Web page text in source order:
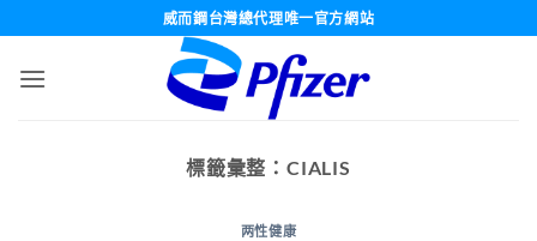
威而鋼台灣總代理唯一官方網站
標籤彙整：CIALIS
两性健康